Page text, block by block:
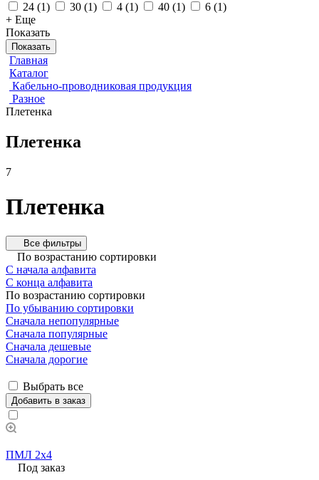
24 (1) 30 (1) 4 (1) 40 (1) 6 (1)
+ Еще
Показать
Показать
Главная
Каталог
Кабельно-проводниковая продукция
Разное
Плетенка
Плетенка
7
Плетенка
Все фильтры
По возрастанию сортировки
С начала алфавита
С конца алфавита
По возрастанию сортировки
По убыванию сортировки
Сначала непопулярные
Сначала популярные
Сначала дешевые
Сначала дорогие
Выбрать все
Добавить в заказ
ПМЛ 2х4
Под заказ